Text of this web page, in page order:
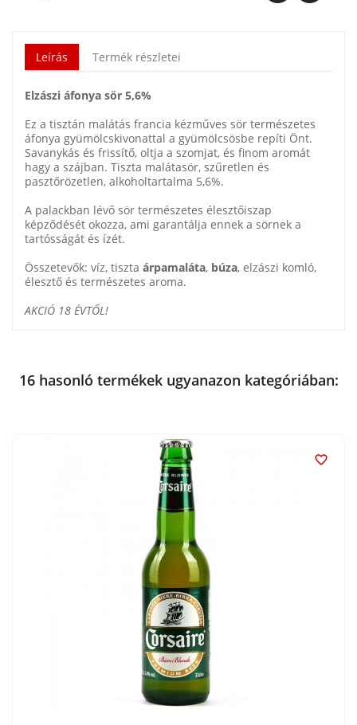
Leírás Termék részletei
Elzászi áfonya sör 5,6%
Ez a tisztán malátás francia kézműves sör természetes
áfonya gyümölcskivonattal a gyümölcsösbe repíti Önt.
Savanykás és frissítő, oltja a szomjat, és finom aromát
hagy a szájban. Tiszta malátasör, szűretlen és
pasztőrözetlen, alkoholtartalma 5,6%.
A palackban lévő sör természetes élesztőiszap
képződését okozza, ami garantálja ennek a sörnek a
tartósságát és ízét.
Összetevők: víz, tiszta árpamaláta, búza, elzászi komló,
élesztő és természetes aroma.
AKCIÓ 18 ÉVTŐL!
16 hasonló termékek ugyanazon kategóriában:
